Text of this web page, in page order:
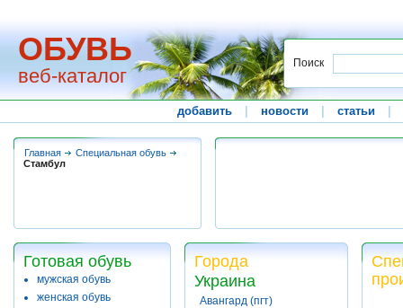
ОБУВЬ
веб-каталог
Поиск
добавить новости статьи
Главная
Специальная обувь
Стамбул
Готовая обувь
мужская обувь
женская обувь
Города
Украина
Авангард (пгт)